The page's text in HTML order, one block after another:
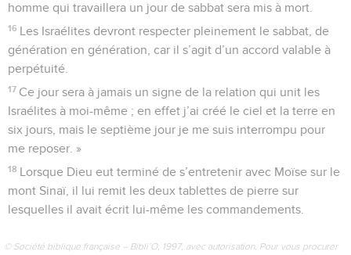
homme qui travaillera un jour de sabbat sera mis à mort.
16 Les Israélites devront respecter pleinement le sabbat, de
génération en génération, car il s’agit d’un accord valable à
perpétuité.
17 Ce jour sera à jamais un signe de la relation qui unit les
Israélites à moi-même ; en effet j’ai créé le ciel et la terre en
six jours, mais le septième jour je me suis interrompu pour
me reposer. »
18 Lorsque Dieu eut terminé de s’entretenir avec Moïse sur le
mont Sinaï, il lui remit les deux tablettes de pierre sur
lesquelles il avait écrit lui-même les commandements.
© Société biblique française – Bibli’O, 1997, avec autorisation. Pour vous procurer